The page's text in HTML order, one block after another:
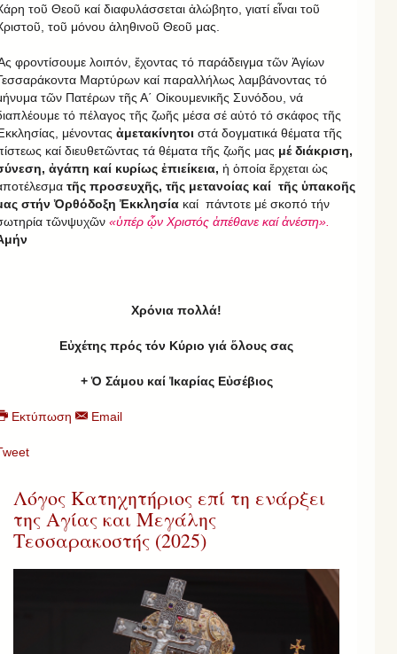
τοῦ Θεοῦ καί διαφυλάσσεται ἀλώβητο, γιατί εἶναι τοῦ
τοῦ μόνου ἀληθινοῦ Θεοῦ μας.
φροντίσουμε λοιπόν, ἔχοντας τό παράδειγμα τῶν Ἁγίων
Μαρτύρων καί παραλλήλως λαμβάνοντας τό
τῶν Πατέρων τῆς Α΄ Οἰκουμενικῆς Συνόδου, νά
τό πέλαγος τῆς ζωῆς μέσα σέ αὐτό τό σκάφος τῆς
μένοντας ἀμετακίνητοι στά δογματικά θέματα τῆς
καί διευθετῶντας τά θέματα τῆς ζωῆς μας μέ διάκριση,
ἀγάπη καί κυρίως ἐπιείκεια, ἡ ὁποία ἔρχεται ὡς
τῆς προσευχῆς, τῆς μετανοίας καί τῆς ὑπακοῆς
στήν Ὀρθόδοξη Ἐκκλησία καί πάντοτε μέ σκοπό τήν
τῶνψυχῶν «ὑπέρ ᾧν Χριστός ἀπέθανε καί ἀνέστη».
Χρόνια πολλά!
Εὐχέτης πρός τόν Κύριο γιά ὅλους σας
+ Ὁ Σάμου καί Ἰκαρίας Εὐσέβιος
Εκτύπωση Email
Λόγος Κατηχητήριος επί τη ενάρξει
της Αγίας και Μεγάλης
Τεσσαρακοστής (2025)